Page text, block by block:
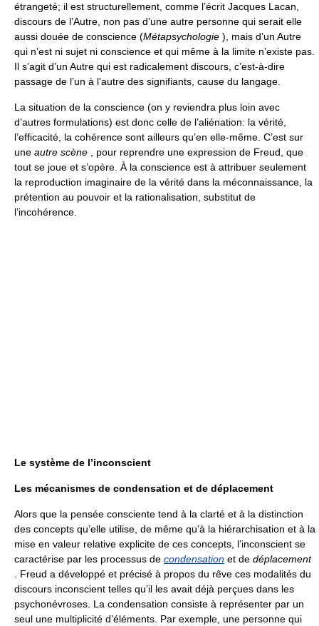
étrangeté; il est structurellement, comme l’écrit Jacques Lacan,
discours de l’Autre, non pas d’une autre personne qui serait elle
aussi douée de conscience (Métapsychologie ), mais d’un Autre
qui n’est ni sujet ni conscience et qui même à la limite n’existe pas.
Il s’agit d’un Autre qui est radicalement discours, c’est-à-dire
passage de l’un à l’autre des signifiants, cause du langage.
La situation de la conscience (on y reviendra plus loin avec
d’autres formulations) est donc celle de l’aliénation: la vérité,
l’efficacité, la cohérence sont ailleurs qu’en elle-même. C’est sur
une autre scène , pour reprendre une expression de Freud, que
tout se joue et s’opère. À la conscience est à attribuer seulement
la reproduction imaginaire de la vérité dans la méconnaissance, la
prétention au pouvoir et la rationalisation, substitut de
l’incohérence.
Le système de l’inconscient
Les mécanismes de condensation et de déplacement
Alors que la pensée consciente tend à la clarté et à la distinction
des concepts qu’elle utilise, de même qu’à la hiérarchisation et à la
mise en valeur relative explicite de ces concepts, l’inconscient se
caractérise par les processus de condensation et de déplacement
. Freud a développé et précisé à propos du rêve ces modalités du
discours inconscient telles qu’il les avait déjà perçues dans les
psychonévroses. La condensation consiste à représenter par un
seul une multiplicité d’éléments. Par exemple, une personne qui